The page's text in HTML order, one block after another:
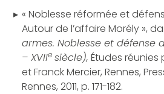
« Noblesse réformée et
Autour de l’affaire Morély »,
armes. Noblesse et défense
– XVIIe siècle), Études réunies
et Franck Mercier, Rennes,
Rennes, 2011, p. 171-182.